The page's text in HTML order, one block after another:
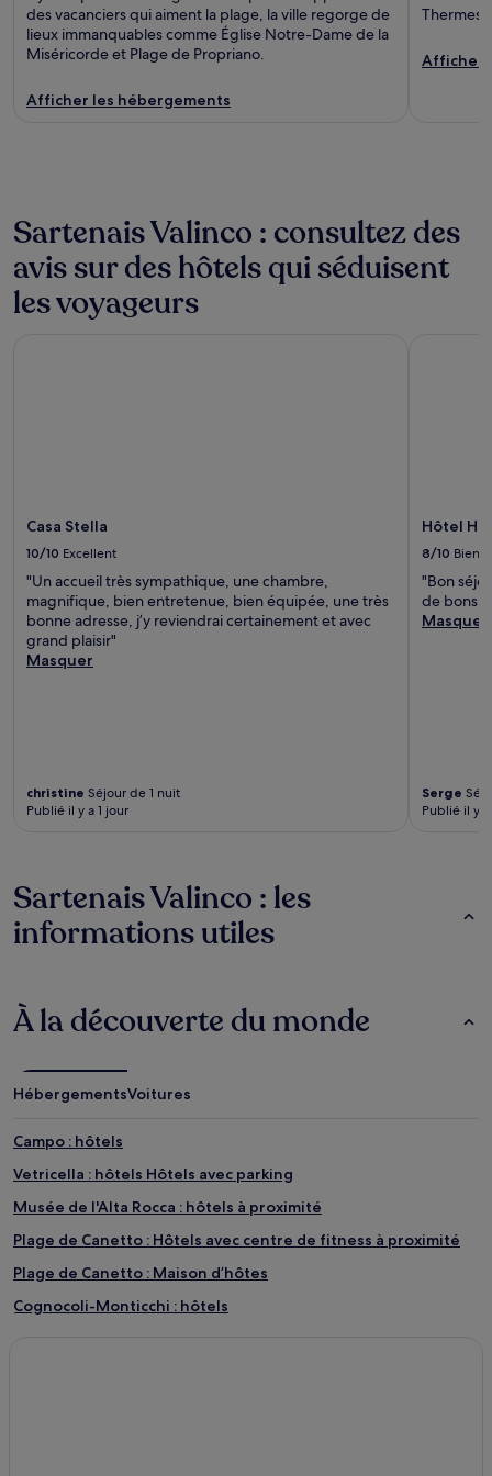
des vacanciers qui aiment la plage, la ville regorge de
lieux immanquables comme Église Notre-Dame de la
Miséricorde et Plage de Propriano.
Afficher les hébergements
Thermes
Afficher
Sartenais Valinco : consultez des
avis sur des hôtels qui séduisent
les voyageurs
Casa Stella
10/10 Excellent
"Un accueil très sympathique, une chambre,
magnifique, bien entretenue, bien équipée, une très
bonne adresse, j’y reviendrai certainement et avec
grand plaisir"
Masquer
christine Séjour de 1 nuit
Publié il y a 1 jour
Hôtel
8/10 Bien
"Bon
de bons
Masquer
Serge
Publié il y
Sartenais Valinco : les
informations utiles
À la découverte du monde
HébergementsVoitures
Campo : hôtels
Vetricella : hôtels Hôtels avec parking
Musée de l'Alta Rocca : hôtels à proximité
Plage de Canetto : Hôtels avec centre de fitness à proximité
Plage de Canetto : Maison d’hôtes
Cognocoli-Monticchi : hôtels